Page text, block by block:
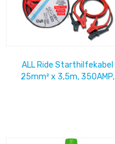
ALL Ride Starthilfekabel
25mm² x 3,5m, 350AMP,